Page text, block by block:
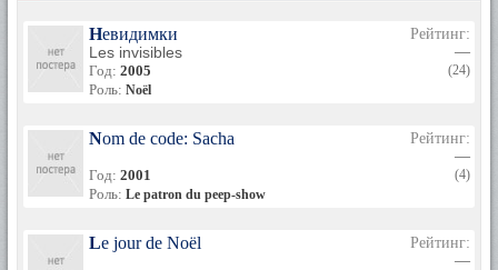
Невидимки
Les invisibles
Год: 2005
Роль: Noël
Рейтинг:
—
(24)
Nom de code: Sacha
Год: 2001
Роль: Le patron du peep-show
Рейтинг:
—
(4)
Le jour de Noël
Рейтинг:
—